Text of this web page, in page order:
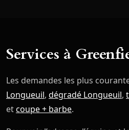
Services à
Les demandes les plus
Longueuil, dégradé Longueuil,
etcoupe + barbe.